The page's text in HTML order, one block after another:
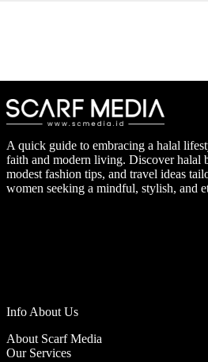
A quick guide to embracing a halal
faith and modern living. Discover halal
modest fashion tips, and travel ideas
women seeking a mindful, stylish, and
Info About Us
About Scarf Media
Our Services